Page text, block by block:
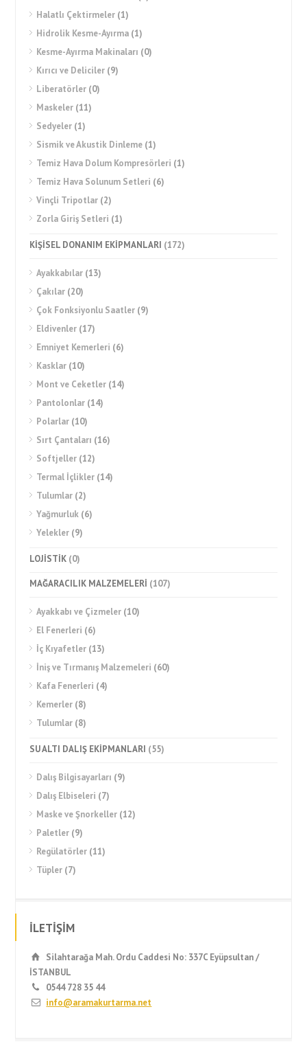
Halatlı Çektirmeler (1)
Hidrolik Kesme-Ayırma (1)
Kesme-Ayırma Makinaları (0)
Kırıcı ve Deliciler (9)
Liberatörler (0)
Maskeler (11)
Sedyeler (1)
Sismik ve Akustik Dinleme (1)
Temiz Hava Dolum Kompresörleri (1)
Temiz Hava Solunum Setleri (6)
Vinçli Tripotlar (2)
Zorla Giriş Setleri (1)
KİŞİSEL DONANIM EKİPMANLARI (172)
Ayakkabılar (13)
Çakılar (20)
Çok Fonksiyonlu Saatler (9)
Eldivenler (17)
Emniyet Kemerleri (6)
Kasklar (10)
Mont ve Ceketler (14)
Pantolonlar (14)
Polarlar (10)
Sırt Çantaları (16)
Softjeller (12)
Termal İçlikler (14)
Tulumlar (2)
Yağmurluk (6)
Yelekler (9)
LOJİSTİK (0)
MAĞARACILIK MALZEMELERİ (107)
Ayakkabı ve Çizmeler (10)
El Fenerleri (6)
İç Kıyafetler (13)
İniş ve Tırmanış Malzemeleri (60)
Kafa Fenerleri (4)
Kemerler (8)
Tulumlar (8)
SU ALTI DALIŞ EKİPMANLARI (55)
Dalış Bilgisayarları (9)
Dalış Elbiseleri (7)
Maske ve Şnorkeller (12)
Paletler (9)
Regülatörler (11)
Tüpler (7)
İLETİŞİM
Silahtarağa Mah. Ordu Caddesi No: 337C Eyüpsultan /
İSTANBUL
0544 728 35 44
info@aramakurtarma.net